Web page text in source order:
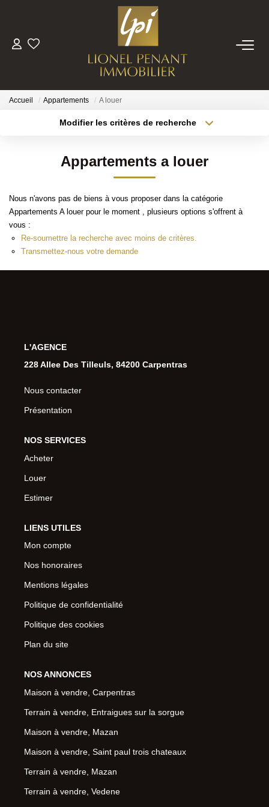
VENTES
PRESTIGE
ESTIMATION
NOTRE EQUIPE
CONTACT
Accueil Appartements A louer
Modifier les critères de recherche
Plus de critères Créer une alerte
Appartements a louer
Nous n'avons pas de biens à vous proposer dans la catégorie
Appartements A louer pour le moment , plusieurs options s'offrent à
vous :
Re-soumettre la recherche avec moins de critères.
Transmettez-nous votre demande
L'AGENCE
228 Allee Des Tilleuls, 84200 Carpentras
Nous contacter
Présentation
NOS SERVICES
Acheter
Louer
Estimer
LIENS UTILES
Mon compte
Nos honoraires
Mentions légales
Politique de confidentialité
Politique des cookies
Plan du site
NOS ANNONCES
Maison à vendre, Carpentras
Terrain à vendre, Entraigues sur la sorgue
Maison à vendre, Mazan
Maison à vendre, Saint paul trois chateaux
Terrain à vendre, Mazan
Terrain à vendre, Vedene